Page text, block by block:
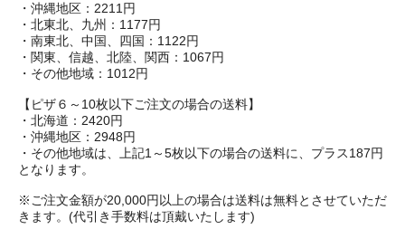
・沖縄地区：2211円
・北東北、九州：1177円
・南東北、中国、四国：1122円
・関東、信越、北陸、関西：1067円
・その他地域：1012円
【ピザ６～10枚以下ご注文の場合の送料】
・北海道：2420円
・沖縄地区：2948円
・その他地域は、上記1～5枚以下の場合の送料に、プラス187円
となります。
※ご注文金額が20,000円以上の場合は送料は無料とさせていただ
きます。(代引き手数料は頂戴いたします)